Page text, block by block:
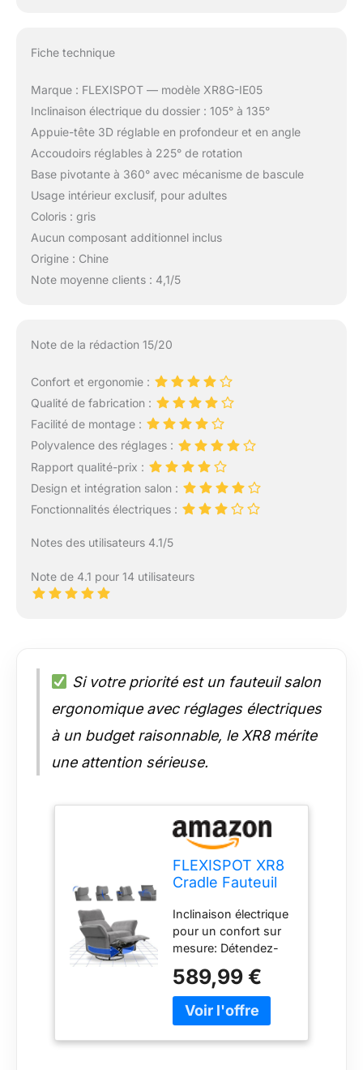
Fiche technique
Marque : FLEXISPOT — modèle XR8G-IE05
Inclinaison électrique du dossier : 105° à 135°
Appuie-tête 3D réglable en profondeur et en angle
Accoudoirs réglables à 225° de rotation
Base pivotante à 360° avec mécanisme de bascule
Usage intérieur exclusif, pour adultes
Coloris : gris
Aucun composant additionnel inclus
Origine : Chine
Note moyenne clients : 4,1/5
Note de la rédaction 15/20
Confort et ergonomie :
Qualité de fabrication :
Facilité de montage :
Polyvalence des réglages :
Rapport qualité-prix :
Design et intégration salon :
Fonctionnalités électriques :
Notes des utilisateurs 4.1/5
Note de 4.1 pour 14 utilisateurs
Si votre priorité est un fauteuil salon
ergonomique avec réglages électriques
à un budget raisonnable, le XR8 mérite
une attention sérieuse.
FLEXISPOT XR8
Cradle Fauteuil
Appuie-Tête 3D,
Fauteuil
Électrique
Dossier
Inclinable
105°-135°,
Fauteuil TV
Inclinaison électrique
pour un confort sur
mesure: Détendez-
souhaitez : grâce à
sa fonction
d’inclinaison
589,99 €